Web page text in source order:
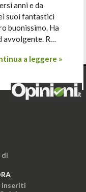
anni e da
suoi fantastici
buonissimo. Ha
avvolgente. R…
a leggere »
di
inseriti